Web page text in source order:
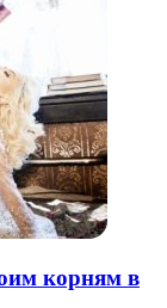
корням в